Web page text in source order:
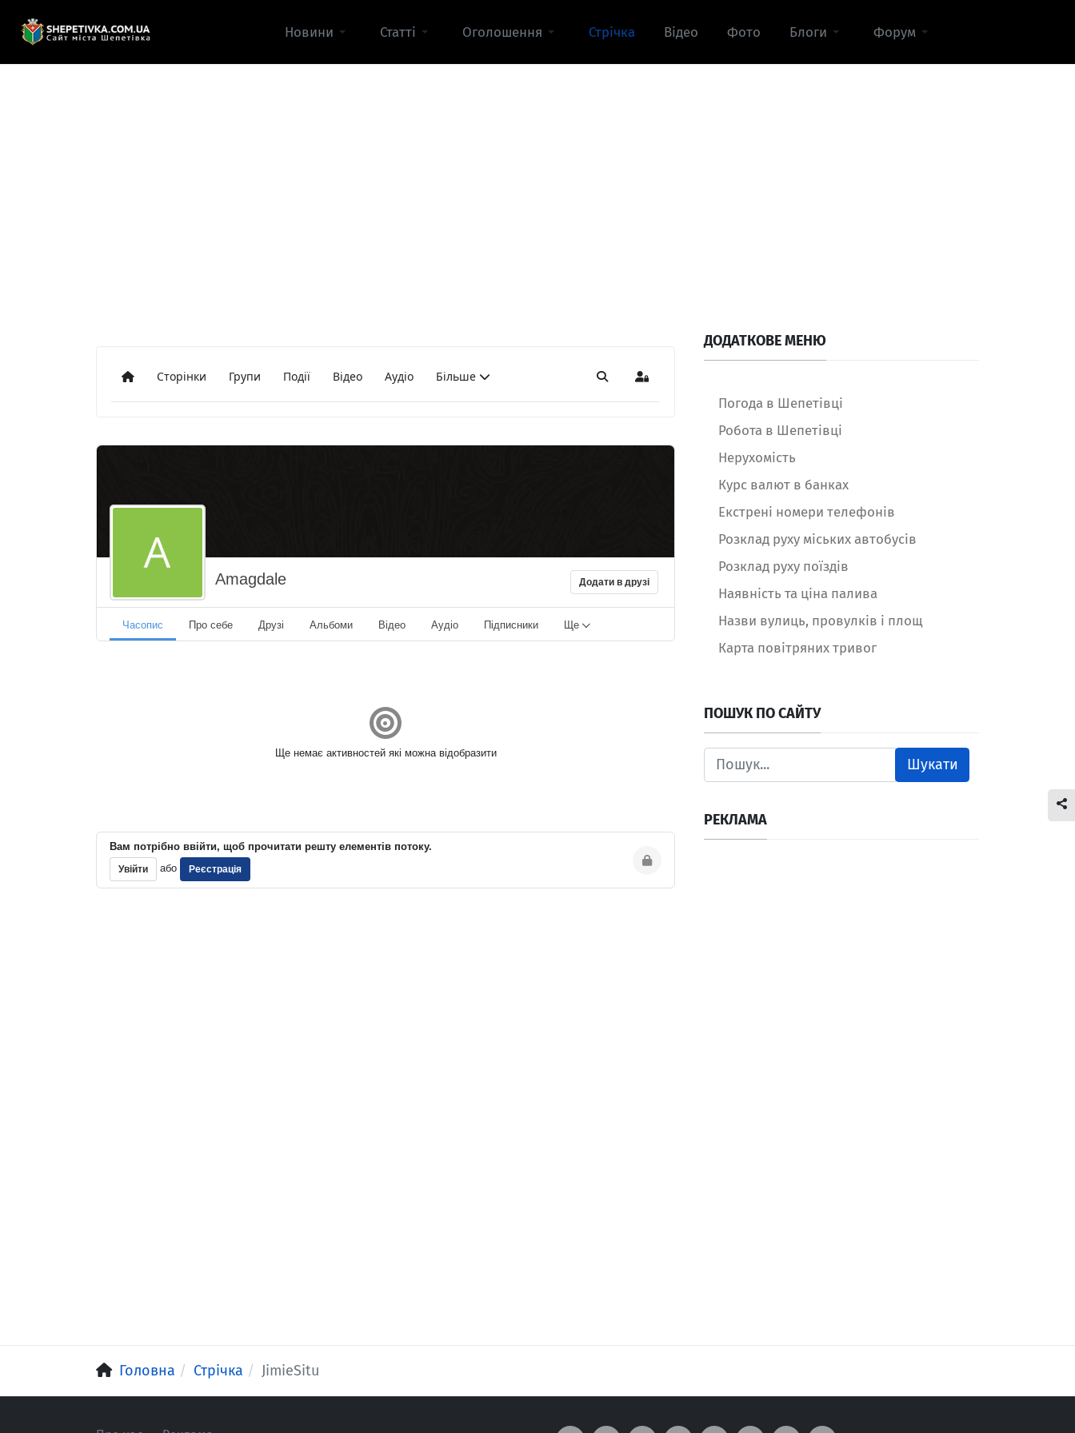
Новини Статті Оголошення Стрічка Відео Фото Блоги Форум
ДодомуСторінки Групи Події Відео Аудіо Більше Пошук Sign In
Amagdale Додати в друзі
Часопис Про себе Друзі Альбоми Відео Аудіо Підписники Ще
Ще немає активностей які можна відобразити
Вам потрібно ввійти, щоб прочитати решту елементів потоку.
Увійти або Реєстрація
ДОДАТКОВЕ МЕНЮ
Погода в Шепетівці
Робота в Шепетівці
Нерухомість
Курс валют в банках
Екстрені номери телефонів
Розклад руху міських автобусів
Розклад руху поїздів
Наявність та ціна палива
Назви вулиць, провулків і площ
Карта повітряних тривог
ПОШУК ПО САЙТУ
Шукати
РЕКЛАМА
Головна Стрічка JimieSitu